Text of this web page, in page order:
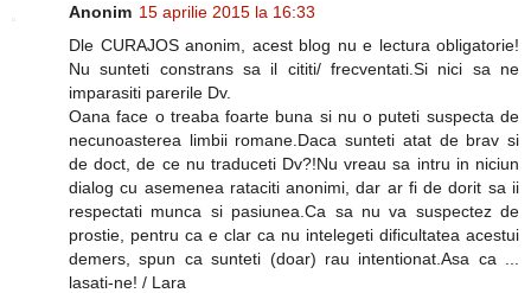
Anonim 15 aprilie 2015 la 16:33
Dle CURAJOS anonim, acest blog nu e lectura obligatorie!
Nu sunteti constrans sa il cititi/ frecventati.Si nici sa ne
imparasiti parerile Dv.
Oana face o treaba foarte buna si nu o puteti suspecta de
necunoasterea limbii romane.Daca sunteti atat de brav si
de doct, de ce nu traduceti Dv?!Nu vreau sa intru in niciun
dialog cu asemenea rataciti anonimi, dar ar fi de dorit sa ii
respectati munca si pasiunea.Ca sa nu va suspectez de
prostie, pentru ca e clar ca nu intelegeti dificultatea acestui
demers, spun ca sunteti (doar) rau intentionat.Asa ca ...
lasati-ne! / Lara